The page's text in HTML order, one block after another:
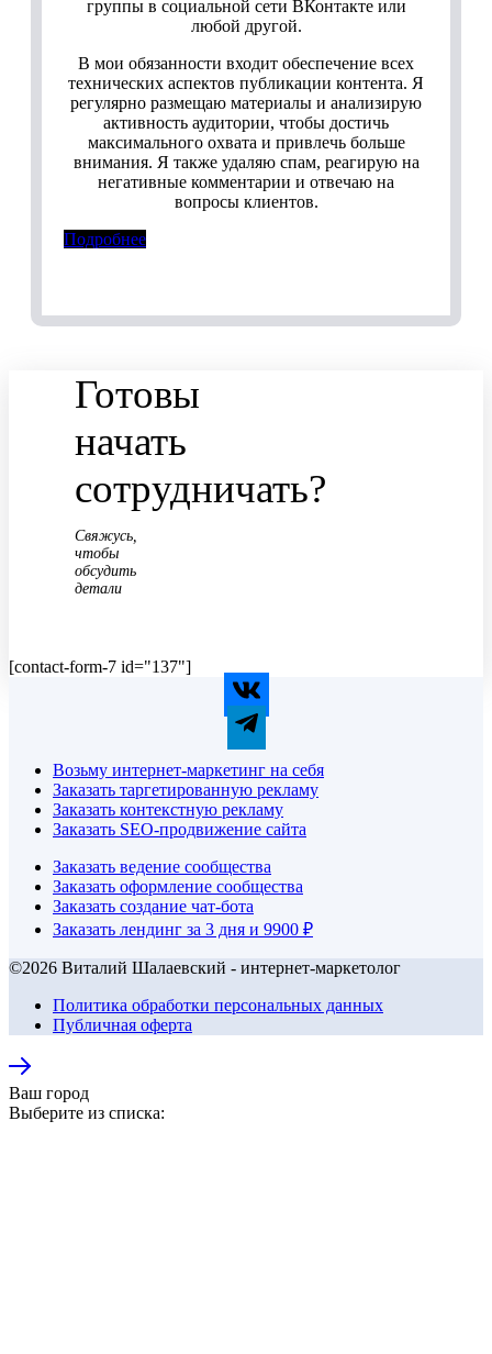
группы в социальной сети ВКонтакте или
любой другой.
В мои обязанности входит обеспечение всех
технических аспектов публикации контента. Я
регулярно размещаю материалы и анализирую
активность аудитории, чтобы достичь
максимального охвата и привлечь больше
внимания. Я также удаляю спам, реагирую на
негативные комментарии и отвечаю на
вопросы клиентов.
Подробнее
Готовы
начать
сотрудничать?
Свяжусь,
чтобы
обсудить
детали
[contact-form-7 id="137"]
Возьму интернет-маркетинг на себя
Заказать таргетированную рекламу
Заказать контекстную рекламу
Заказать SEO-продвижение сайта
Заказать ведение сообщества
Заказать оформление сообщества
Заказать создание чат-бота
Заказать лендинг за 3 дня и 9900 ₽
©2026 Виталий Шалаевский - интернет-маркетолог
Политика обработки персональных данных
Публичная оферта
Ваш город
Выберите из списка: